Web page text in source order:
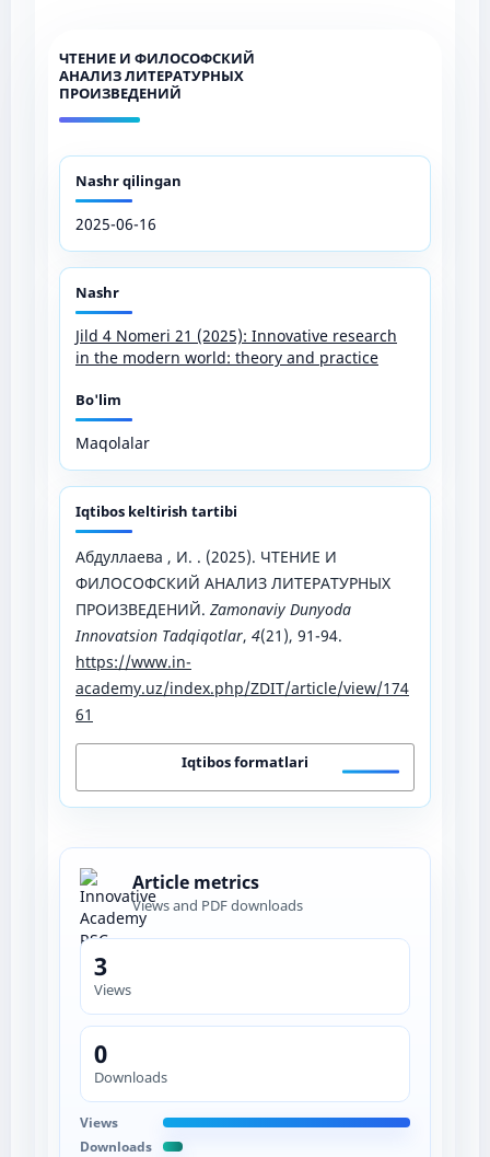
ЧТЕНИЕ И ФИЛОСОФСКИЙ
АНАЛИЗ ЛИТЕРАТУРНЫХ
ПРОИЗВЕДЕНИЙ
Nashr qilingan
2025-06-16
Nashr
Jild 4 Nomeri 21 (2025): Innovative research
in the modern world: theory and practice
Bo'lim
Maqolalar
Iqtibos keltirish tartibi
Абдуллаева , И. . (2025). ЧТЕНИЕ И
ФИЛОСОФСКИЙ АНАЛИЗ ЛИТЕРАТУРНЫХ
ПРОИЗВЕДЕНИЙ. Zamonaviy Dunyoda
Innovatsion Tadqiqotlar, 4(21), 91-94.
https://www.in-
academy.uz/index.php/ZDIT/article/view/174
61
Iqtibos formatlari
Article metrics
Views and PDF downloads
3
Views
0
Downloads
Views
Downloads